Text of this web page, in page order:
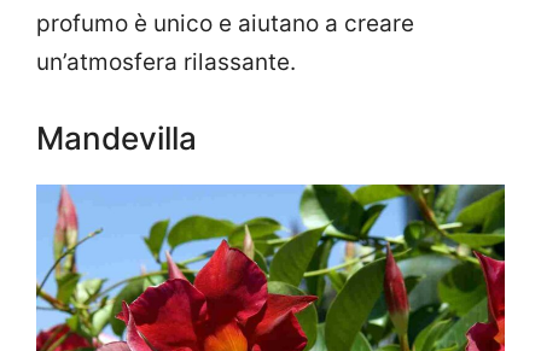
profumo è unico e aiutano a creare
un’atmosfera rilassante.
Mandevilla